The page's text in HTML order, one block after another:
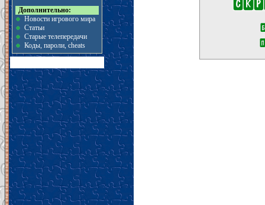
Дополнительно:
Новости игрового мира
Статьи
Старые телепередачи
Коды, пароли, cheats